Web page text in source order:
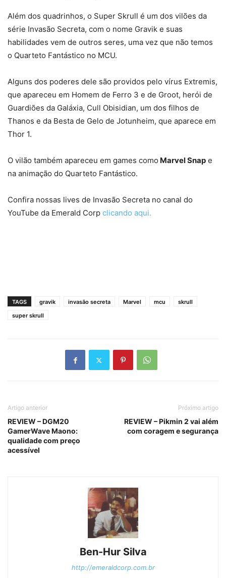
Além dos quadrinhos, o Super Skrull é um dos vilões da
série Invasão Secreta, com o nome Gravik e suas
habilidades vem de outros seres, uma vez que não temos
o Quarteto Fantástico no MCU.
Alguns dos poderes dele são providos pelo vírus Extremis,
que apareceu em Homem de Ferro 3 e de Groot, herói de
Guardiões da Galáxia, Cull Obisidian, um dos filhos de
Thanos e da Besta de Gelo de Jotunheim, que aparece em
Thor 1.
O vilão também apareceu em games como Marvel Snap e
na animação do Quarteto Fantástico.
Confira nossas lives de Invasão Secreta no canal do
YouTube da Emerald Corp clicando aqui.
TAGS gravik invasão secreta Marvel mcu
skrull
super skrull
Artigo anterior
REVIEW – DGM20
GamerWave Maono:
qualidade com preço
acessível
Próximo artigo
REVIEW – Pikmin 2 vai além
com coragem e segurança
Ben-Hur Silva
http://emeraldcorp.com.br